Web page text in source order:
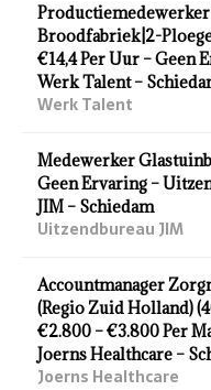
Productiemedewerker
Broodfabriek|2-
€14,4 Per Uur – Geen
Werk Talent –
Werk Talent
Medewerker
Geen Ervaring –
JIM – Schiedam
Uitzendbureau JIM
Accountmanager
(Regio Zuid Holland)
€2.800 – €3.800 Per
Joerns Healthcare –
Joerns Healthcare